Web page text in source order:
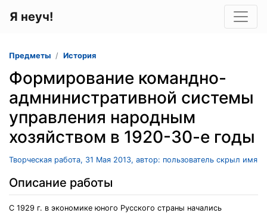
Я неуч!
Предметы История
Формирование командно-
адмнинистративной системы
управления народным
хозяйством в 1920-30-е годы
Творческая работа, 31 Мая 2013, автор: пользователь скрыл имя
Описание работы
С 1929 г. в экономике юного Русского страны начались